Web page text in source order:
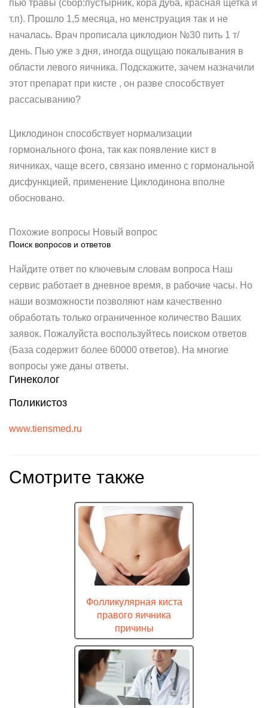
пью травы (сбор:пустырник, кора дуба, красная щетка и
т.п). Прошло 1,5 месяца, но менструация так и не
началась. Врач прописала циклодион №30 пить 1 т/
день. Пью уже з дня, иногда ощущаю покалывания в
области левого яичника. Подскажите, зачем назначили
этот препарат при кисте , он разве способствует
рассасыванию?
Циклодинон способствует нормализации
гормонального фона, так как появление кист в
яичниках, чаще всего, связано именно с гормональной
дисфункцией, применение Циклодинона вполне
обосновано.
Похожие вопросы Новый вопрос
Поиск вопросов и ответов
Найдите ответ по ключевым словам вопроса Наш
сервис работает в дневное время, в рабочие часы. Но
наши возможности позволяют нам качественно
обработать только ограниченное количество Ваших
заявок. Пожалуйста воспользуйтесь поиском ответов
(База содержит более 60000 ответов). На многие
вопросы уже даны ответы.
Гинеколог
Поликистоз
www.tiensmed.ru
Смотрите также
Фолликулярная киста
правого яичника
причины